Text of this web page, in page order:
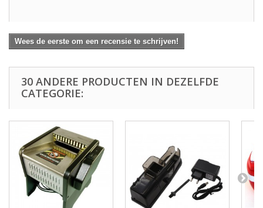
Wees de eerste om een recensie te schrijven!
30 ANDERE PRODUCTEN IN DEZELFDE
CATEGORIE: